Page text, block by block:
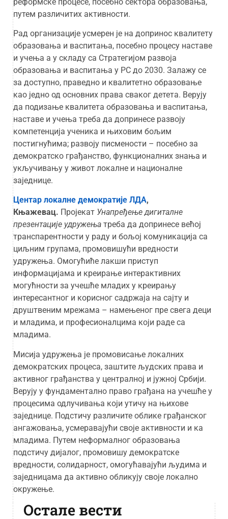
путем различитих активности.
Рад организације усмерен је на допринос квалитету
образовања и васпитања, посебно процесу наставе
и учења а у складу са Стратегијом развоја
образовања и васпитања у РС до 2030. Залажу се
за доступно, праведно и квалитетно образовање
као једно од основних права сваког детета. Верују
да подизање квалитета образовања и васпитања,
наставе и учења треба да допринесе развоју
компетенција ученика и њиховим бољим
постигнућима; развоју писмености – посебно за
демократско грађанство, функционалних знања и
укључивању у живот локалне и националне
заједнице.
Центар локалне демократије ЛДА,
Књажевац. Пројекат Унапређење дигиталне
презентације удружења треба да допринесе већој
транспарентности у раду и бољој комуникација са
циљним групама, промовишући вредности
удружења. Омогућиће лакши приступ
информацијама и креирање интерактивних
могућности за учешће младих у креирању
интересантног и корисног садржаја на сајту и
друштвеним мрежама – намењеног пре свега деци
и младима, и професионалцима који раде са
младима.
Мисија удружења је промовисање локалних
демократских процеса, заштите људских права и
активног грађанства у централној и јужној Србији.
Верују у фундаментално право грађана на учешће у
процесима одлучивања који утичу на њихове
заједнице. Подстичу различите облике грађанског
ангажовања, усмеравајући своје активности и ка
младима. Путем неформалног образовања
подстичу дијалог, промовишу демократске
вредности, солидарност, омогућавајући људима и
заједницама да активно обликују своје локално
окружење.
Остале вести